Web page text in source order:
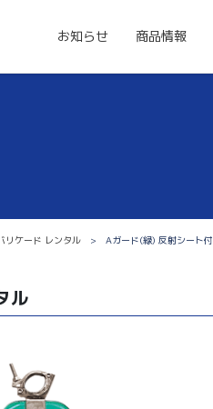
お知らせ 商品情報
リケード レンタル Aガード(緑) 反射シート付
ル